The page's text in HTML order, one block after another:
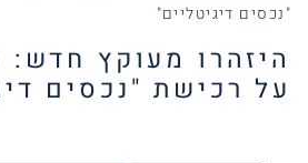
"נכסים דיגיטליים"
היזהרו מעוקץ
על רכישת "נכסים